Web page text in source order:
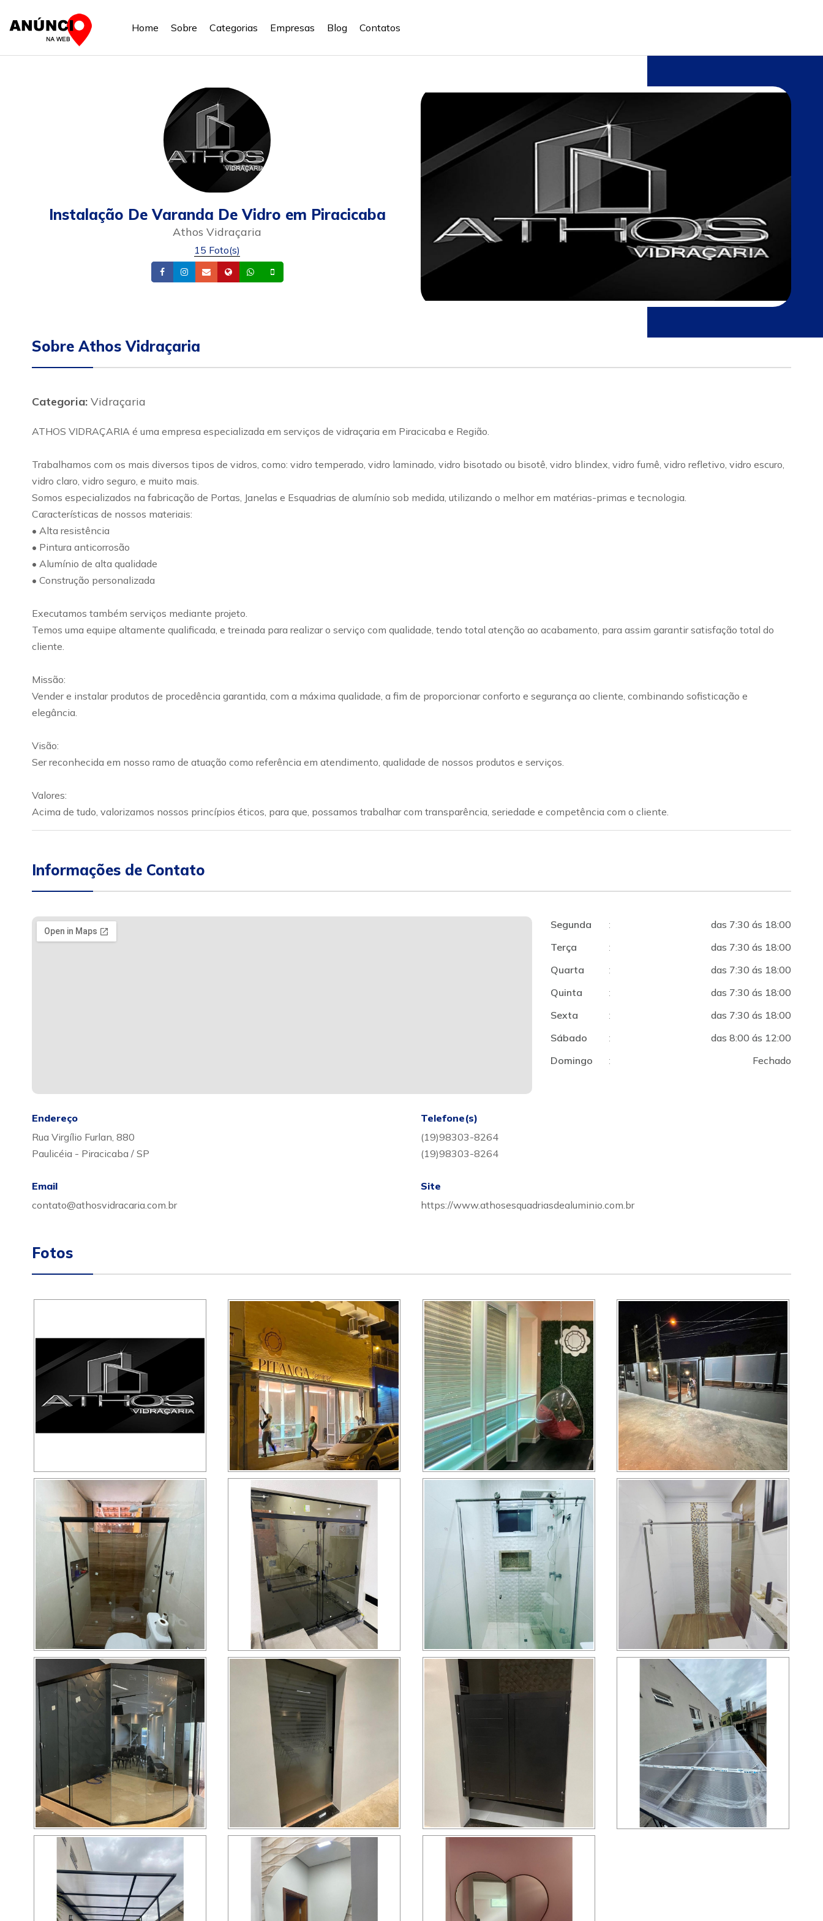
Home Sobre Categorias Empresas Blog Contatos
Instalação De Varanda De Vidro em Piracicaba
Athos Vidraçaria
15 Foto(s)
FacebookInstagram
Email Site Whatsapp
Sobre Athos Vidraçaria
Categoria: Vidraçaria
ATHOS VIDRAÇARIA é uma empresa especializada em serviços de vidraçaria em Piracicaba e Região.
Trabalhamos com os mais diversos tipos de vidros, como: vidro temperado, vidro laminado, vidro bisotado ou bisotê, vidro blindex, vidro fumê, vidro refletivo, vidro escuro,
vidro claro, vidro seguro, e muito mais.
Somos especializados na fabricação de Portas, Janelas e Esquadrias de alumínio sob medida, utilizando o melhor em matérias-primas e tecnologia.
Características de nossos materiais:
• Alta resistência
• Pintura anticorrosão
• Alumínio de alta qualidade
• Construção personalizada
Executamos também serviços mediante projeto.
Temos uma equipe altamente qualificada, e treinada para realizar o serviço com qualidade, tendo total atenção ao acabamento, para assim garantir satisfação total do
cliente.
Missão:
Vender e instalar produtos de procedência garantida, com a máxima qualidade, a fim de proporcionar conforto e segurança ao cliente, combinando sofisticação e
elegância.
Visão:
Ser reconhecida em nosso ramo de atuação como referência em atendimento, qualidade de nossos produtos e serviços.
Valores:
Acima de tudo, valorizamos nossos princípios éticos, para que, possamos trabalhar com transparência, seriedade e competência com o cliente.
Informações de Contato
Segunda :
das 7:30 ás 18:00
Terça
:
das 7:30 ás 18:00
Quarta
:
das 7:30 ás 18:00
Quinta
:
das 7:30 ás 18:00
Sexta
:
das 7:30 ás 18:00
Sábado
:
das 8:00 ás 12:00
Domingo
: Fechado
Endereço
Rua Virgílio Furlan, 880
Paulicéia - Piracicaba / SP
Telefone(s)
(19)98303-8264
(19)98303-8264
Email
contato@athosvidracaria.com.br
Site
https://www.athosesquadriasdealuminio.com.br
Fotos